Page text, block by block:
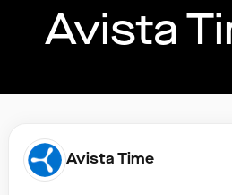
Avista
Avista Time